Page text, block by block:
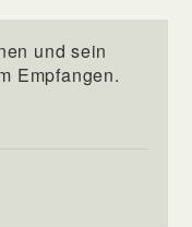
und sein
Empfangen.